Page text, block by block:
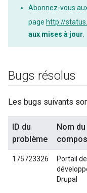
Abonnez-vous
page http://
aux mises à jour
Bugs résolus
Les bugs suivants
ID du
problème
Nom du
175723326
Portail
Drupal